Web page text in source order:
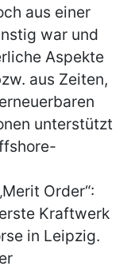
aus einer
war und
Aspekte
aus Zeiten,
unterstützt
Order“:
Kraftwerk
in Leipzig.